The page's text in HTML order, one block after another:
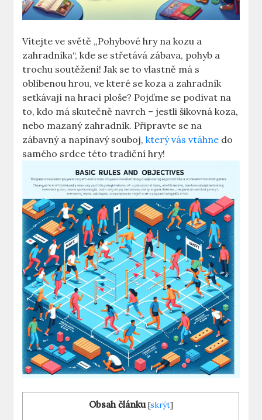
Vítejte ve světě „Pohybové hry na kozu a
zahradníka“, kde se střetává zábava, pohyb a
trochu soutěžení! Jak se to vlastně má s
oblíbenou hrou, ve které se koza a zahradník
setkávají na hrací ploše? Pojďme se podívat na
to, kdo má skutečně navrch – jestli šikovná koza,
nebo mazaný zahradník. Připravte se na
zábavný a napínavý souboj,který vás vtáhne do
samého srdce této tradiční hry!
Obsah článku [skrýt]